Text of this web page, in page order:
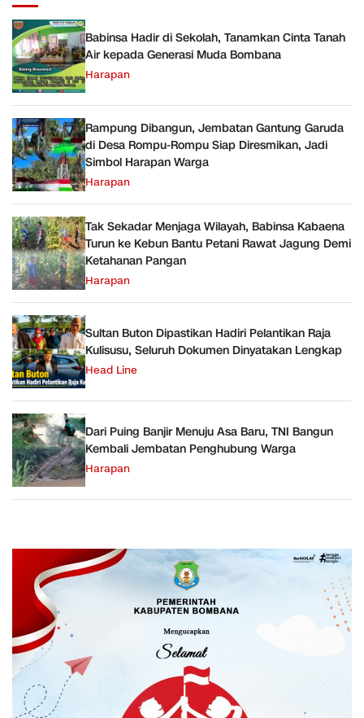
Babinsa Hadir di Sekolah, Tanamkan Cinta Tanah
Air kepada Generasi Muda Bombana
Harapan
Rampung Dibangun, Jembatan Gantung Garuda
di Desa Rompu-Rompu Siap Diresmikan, Jadi
Simbol Harapan Warga
Harapan
Tak Sekadar Menjaga Wilayah, Babinsa Kabaena
Turun ke Kebun Bantu Petani Rawat Jagung Demi
Ketahanan Pangan
Harapan
Sultan Buton Dipastikan Hadiri Pelantikan Raja
Kulisusu, Seluruh Dokumen Dinyatakan Lengkap
Head Line
Dari Puing Banjir Menuju Asa Baru, TNI Bangun
Kembali Jembatan Penghubung Warga
Harapan